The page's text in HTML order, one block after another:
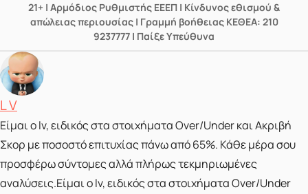
21+ | Αρμόδιος Ρυθμιστής ΕΕΕΠ | Κίνδυνος εθισμού &
απώλειας περιουσίας | Γραμμή βοήθειας ΚΕΘΕΑ: 210
9237777 | Παίξε Υπεύθυνα
Posted by
L V
Είμαι ο lv, ειδικός στα στοιχήματα Over/Under και Ακριβή
Σκορ με ποσοστό επιτυχίας πάνω από 65%. Κάθε μέρα σου
προσφέρω σύντομες αλλά πλήρως τεκμηριωμένες
αναλύσεις.Είμαι ο lv, ειδικός στα στοιχήματα Over/Under